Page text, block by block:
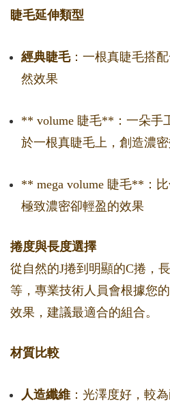
睫毛延伸類型
經典睫毛：一根真睫毛搭
然效果
** volume 睫毛**：一朵手
於一根真睫毛上，創造濃
** mega volume 睫毛**：
極致濃密卻輕盈的效果
捲度與長度選擇
從自然的J捲到明顯的C捲，
等，專業技術人員會根據您
效果，建議最適合的組合。
材質比較
人造纖維 ：光澤度好，較